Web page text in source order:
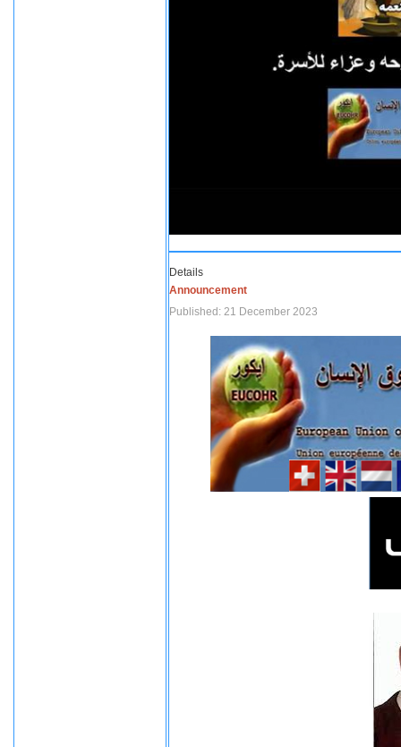
Details
Announcement
Published: 21 December 2023